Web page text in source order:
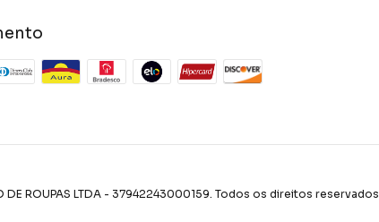
DE ROUPAS LTDA - 37942243000159. Todos os direitos reservados.